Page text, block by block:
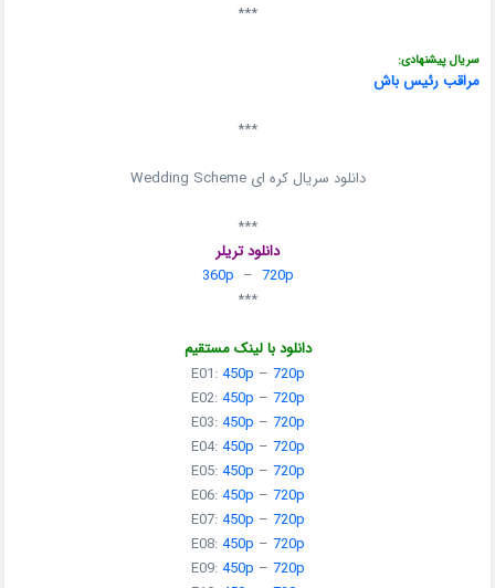
***
سریال پیشنهادی:
مراقب رئیس باش
***
دانلود سریال کره ای Wedding Scheme
***
دانلود تریلر
360p – 720p
***
دانلود با لینک مستقیم
E01:450p – 720p
E02:450p – 720p
E03:450p – 720p
E04:450p – 720p
E05:450p – 720p
E06:450p – 720p
E07:450p – 720p
E08:450p – 720p
E09:450p – 720p